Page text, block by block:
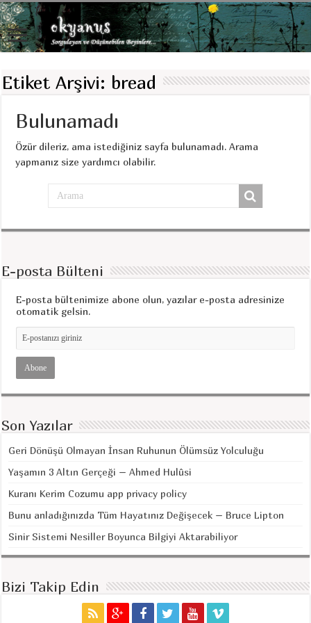
Etiket Arşivi: bread
Bulunamadı
Özür dileriz, ama istediğiniz sayfa bulunamadı. Arama
yapmanız size yardımcı olabilir.
E-posta Bülteni
E-posta bültenimize abone olun, yazılar e-posta adresinize
otomatik gelsin.
Son Yazılar
Geri Dönüşü Olmayan İnsan Ruhunun Ölümsüz Yolculuğu
Yaşamın 3 Altın Gerçeği – Ahmed Hulûsi
Kuranı Kerim Cozumu app privacy policy
Bunu anladığınızda Tüm Hayatınız Değişecek – Bruce Lipton
Sinir Sistemi Nesiller Boyunca Bilgiyi Aktarabiliyor
Bizi Takip Edin